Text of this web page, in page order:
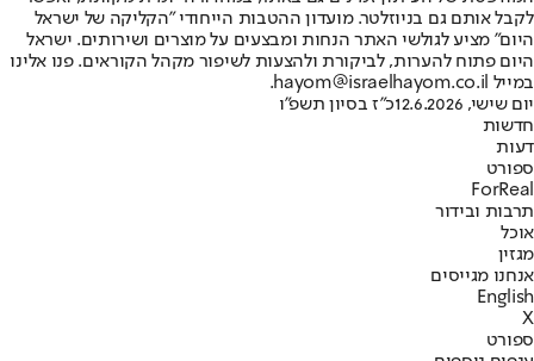
לקבל אותם גם בניוזלטר. מועדון ההטבות הייחודי "הקליקה של ישראל
היום" מציע לגולשי האתר הנחות ומבצעים על מוצרים ושירותים. ישראל
היום פתוח להערות, לביקורת ולהצעות לשיפור מקהל הקוראים. פנו אלינו
במייל hayom@israelhayom.co.il.
יום שישי, 12.6.2026
כ"ז בסיון תשפ"ו
חדשות
דעות
ספורט
ForReal
תרבות ובידור
אוכל
מגזין
אנחנו מגייסים
English
X
ספורט